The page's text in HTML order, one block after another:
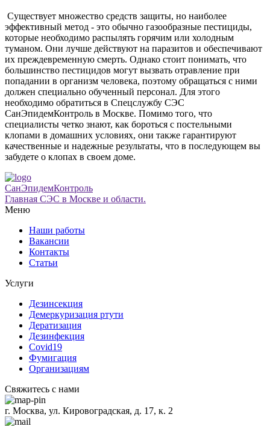
Существует множество средств защиты, но наиболее
эффективный метод - это обычно газообразные пестициды,
которые необходимо распылять горячим или холодным
туманом. Они лучше действуют на паразитов и обеспечивают
их преждевременную смерть. Однако стоит понимать, что
большинство пестицидов могут вызвать отравление при
попадании в организм человека, поэтому обращаться с ними
должен специально обученный персонал. Для этого
необходимо обратиться в Спецслужбу СЭС
СанЭпидемКонтроль в Москве. Помимо того, что
специалисты четко знают, как бороться с постельными
клопами в домашних условиях, они также гарантируют
качественные и надежные результаты, что в последующем вы
забудете о клопах в своем доме.
СанЭпидемКонтроль
Главная СЭС в Москве и области.
Меню
Наши работы
Вакансии
Контакты
Статьи
Услуги
Дезинсекция
Демеркуризация ртути
Дератизация
Дезинфекция
Covid19
Фумигация
Организациям
Свяжитесь с нами
г. Москва, ул. Кировоградская, д. 17, к. 2